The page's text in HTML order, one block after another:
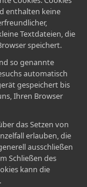
enthalten keine
Textdateien, die
speichert.
so genannte
automatisch
gespeichert bis
Ihren Browser
das Setzen von
erlauben, die
ausschließen
Schließen des
kann die